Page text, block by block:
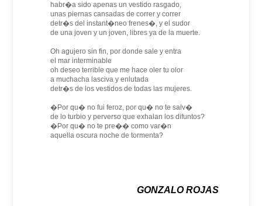
habr�a sido apenas un vestido rasgado,
unas piernas cansadas de correr y correr
detr�s del instant�neo frenes�, y el sudor
de una joven y un joven, libres ya de la muerte.
Oh agujero sin fin, por donde sale y entra
el mar interminable
oh deseo terrible que me hace oler tu olor
a muchacha lasciva y enlutada
detr�s de los vestidos de todas las mujeres.
�Por qu� no fui feroz, por qu� no te salv�
de lo turbio y perverso que exhalan los difuntos?
�Por qu� no te pre�� como var�n
aquella oscura noche de tormenta?
GONZALO ROJAS